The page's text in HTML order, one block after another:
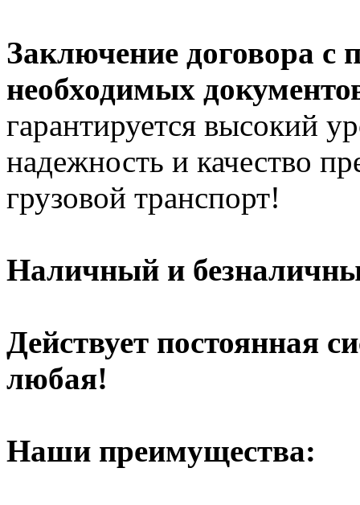
Заключение договора с
необходимых
гарантируется высокий
надежность и качество
грузовой транспорт!
Наличный и
Действует постоянная
любая!
Наши преимущества: